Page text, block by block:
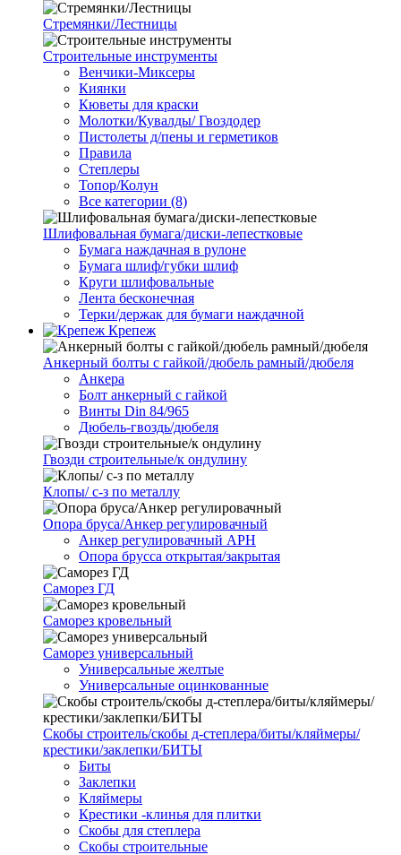
Стремянки/Лестницы
Строительные инструменты
Венчики-Миксеры
Киянки
Кюветы для краски
Молотки/Кувалды/ Гвоздодер
Пистолеты д/пены и герметиков
Правила
Степлеры
Топор/Колун
Все категории (8)
Шлифовальная бумага/диски-лепестковые
Бумага наждачная в рулоне
Бумага шлиф/губки шлиф
Круги шлифовальные
Лента бесконечная
Терки/держак для бумаги наждачной
Крепеж
Анкерный болты с гайкой/дюбель рамный/дюбеля
Анкера
Болт анкерный с гайкой
Винты Din 84/965
Дюбель-гвоздь/дюбеля
Гвозди строительные/к ондулину
Клопы/ с-з по металлу
Опора бруса/Анкер регулировачный
Анкер регулировачный АРН
Опора брусса открытая/закрытая
Саморез ГД
Саморез кровельный
Саморез универсальный
Универсальные желтые
Универсальные оцинкованные
Скобы строитель/скобы д-степлера/биты/кляймеры/
крестики/заклепки/БИТЫ
Биты
Заклепки
Кляймеры
Крестики -клинья для плитки
Скобы для степлера
Скобы строительные